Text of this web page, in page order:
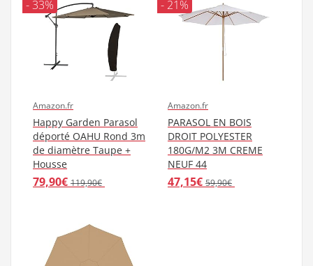
- 33%
Amazon.fr
Happy Garden Parasol
déporté OAHU Rond 3m
de diamètre Taupe +
Housse
79,90€ 119,90€
- 21%
Amazon.fr
PARASOL EN BOIS
DROIT POLYESTER
180G/M2 3M CREME
NEUF 44
47,15€ 59,90€